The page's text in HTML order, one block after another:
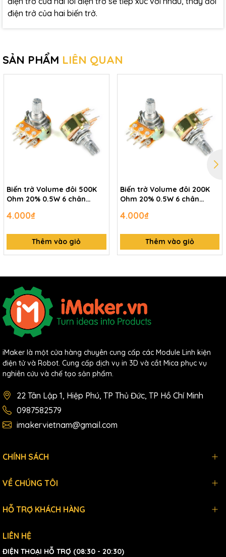
điện trở của hai biến trở.
SẢN PHẨM LIÊN QUAN
Biến trở Volume đôi 500K
Ohm 20% 0.5W 6 chân
4.000₫
Thêm vào giỏ
Biến trở Volume đôi 200K
Ohm 20% 0.5W 6 chân
4.000₫
Thêm vào giỏ
iMaker là một cửa hàng chuyên cung cấp các Module Linh kiện
điện tử và Robot. Cung cấp dịch vụ in 3D và cắt Mica phục vụ
nghiên cứu và chế tạo sản phẩm.
22 Tân Lập 1, Hiệp Phú, TP Thủ Đức, TP Hồ Chí Minh
0987582579
imakervietnam@gmail.com
CHÍNH SÁCH
VỀ CHÚNG TÔI
HỖ TRỢ KHÁCH HÀNG
LIÊN HỆ
ĐIỆN THOẠI HỖ TRỢ (08:30 - 20:30)